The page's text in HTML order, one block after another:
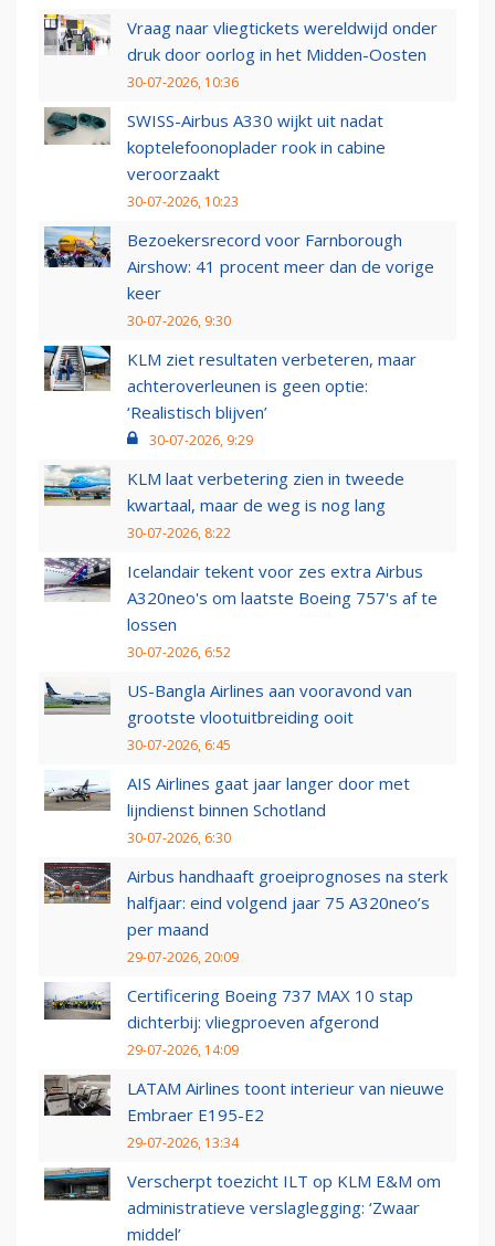
Vraag naar vliegtickets wereldwijd onder
druk door oorlog in het Midden-Oosten
30-07-2026, 10:36
SWISS-Airbus A330 wijkt uit nadat
koptelefoonoplader rook in cabine
veroorzaakt
30-07-2026, 10:23
Bezoekersrecord voor Farnborough
Airshow: 41 procent meer dan de vorige
keer
30-07-2026, 9:30
KLM ziet resultaten verbeteren, maar
achteroverleunen is geen optie:
‘Realistisch blijven’
30-07-2026, 9:29
KLM laat verbetering zien in tweede
kwartaal, maar de weg is nog lang
30-07-2026, 8:22
Icelandair tekent voor zes extra Airbus
A320neo's om laatste Boeing 757's af te
lossen
30-07-2026, 6:52
US-Bangla Airlines aan vooravond van
grootste vlootuitbreiding ooit
30-07-2026, 6:45
AIS Airlines gaat jaar langer door met
lijndienst binnen Schotland
30-07-2026, 6:30
Airbus handhaaft groeiprognoses na sterk
halfjaar: eind volgend jaar 75 A320neo’s
per maand
29-07-2026, 20:09
Certificering Boeing 737 MAX 10 stap
dichterbij: vliegproeven afgerond
29-07-2026, 14:09
LATAM Airlines toont interieur van nieuwe
Embraer E195-E2
29-07-2026, 13:34
Verscherpt toezicht ILT op KLM E&M om
administratieve verslaglegging: ‘Zwaar
middel’